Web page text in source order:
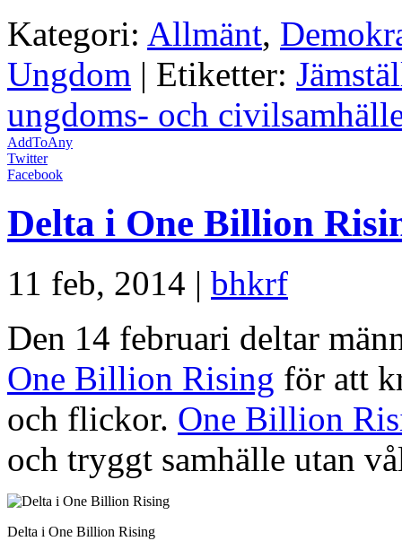
Kategori: Allmänt,
Ungdom | Etiketter:
ungdoms- och
AddToAny
Twitter
Facebook
Delta i One Billion
11 feb, 2014 | bhkrf
Den 14 februari deltar
One Billion Rising för att
och flickor. One Billion
och tryggt samhälle utan
Delta i One Billion Rising